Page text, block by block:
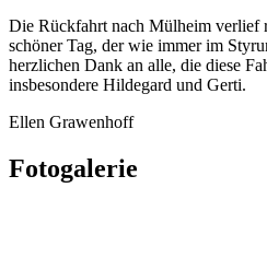
Die Rückfahrt nach Mülheim verlief
schöner Tag, der wie immer im
herzlichen Dank an alle, die diese
insbesondere Hildegard und Gerti.
Ellen Grawenhoff
Fotogalerie